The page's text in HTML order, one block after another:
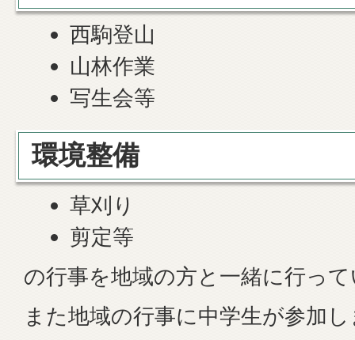
西駒登山
山林作業
写生会等
環境整備
草刈り
剪定等
の行事を地域の方と一緒に行っ
また地域の行事に中学生が参加